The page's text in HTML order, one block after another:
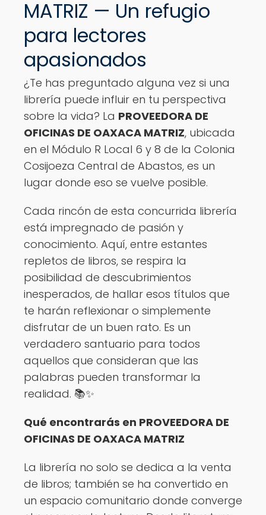
MATRIZ — Un refugio
para lectores
apasionados
¿Te has preguntado alguna vez si una
librería puede influir en tu perspectiva
sobre la vida? La PROVEEDORA DE
OFICINAS DE OAXACA MATRIZ, ubicada
en el Módulo R Local 6 y 8 de la Colonia
Cosijoeza Central de Abastos, es un
lugar donde eso se vuelve posible.
Cada rincón de esta concurrida librería
está impregnado de pasión y
conocimiento. Aquí, entre estantes
repletos de libros, se respira la
posibilidad de descubrimientos
inesperados, de hallar esos títulos que
te harán reflexionar o simplemente
disfrutar de un buen rato. Es un
verdadero santuario para todos
aquellos que consideran que las
palabras pueden transformar la
realidad. 📚✨
Qué encontrarás en PROVEEDORA DE
OFICINAS DE OAXACA MATRIZ
La librería no solo se dedica a la venta
de libros; también se ha convertido en
un espacio comunitario donde converge